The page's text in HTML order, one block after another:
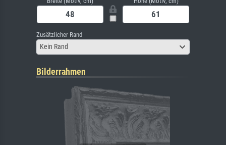
Zusätzlicher Rand
Kein Rand
Bilderrahmen